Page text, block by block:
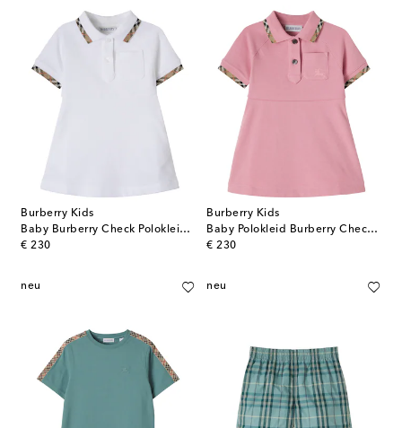
Burberry Kids
Baby Burberry Check Polokleid aus Baumwolle
€ 230
original price
Burberry Kids
Baby Polokleid Burberry Check aus Baumwoll-Piqué
€ 230
original price
neu neu